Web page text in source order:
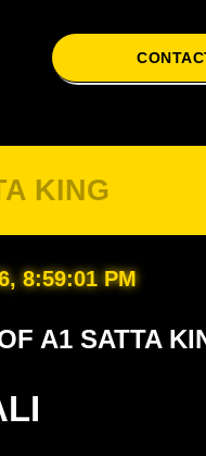
KING
8:59:02 PM
A1 SATTA